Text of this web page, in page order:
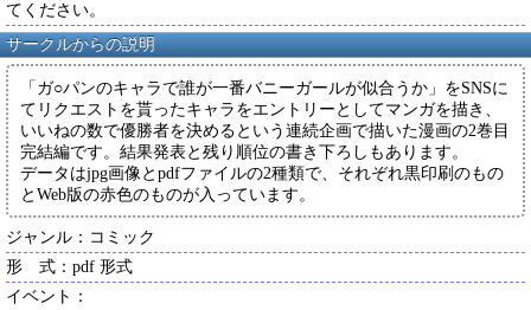
てください。
サークルからの説明
「ガ○パンのキャラで誰が一番バニーガールが似合うか」をSNSに
てリクエストを貰ったキャラをエントリーとしてマンガを描き、
いいねの数で優勝者を決めるという連続企画で描いた漫画の2巻目
完結編です。結果発表と残り順位の書き下ろしもあります。
データはjpg画像とpdfファイルの2種類で、それぞれ黒印刷のもの
とWeb版の赤色のものが入っています。
ジャンル：コミック
形 式：pdf 形式
イベント：